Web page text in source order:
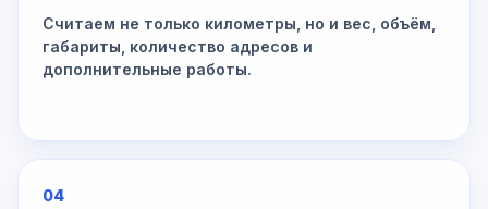
Считаем не только километры, но и вес, объём,
габариты, количество адресов и
дополнительные работы.
04